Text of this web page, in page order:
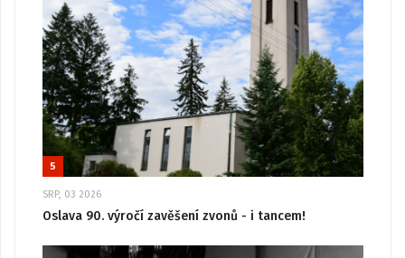
5
SRP, 03 2026
Oslava 90. výročí zavěšení zvonů - i tancem!